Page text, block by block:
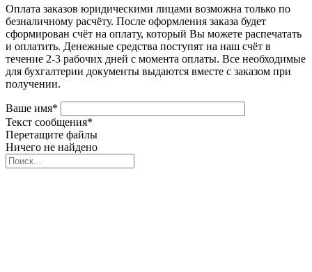
Оплата заказов юридическими лицами возможна только по
безналичному расчёту. После оформления заказа будет
сформирован счёт на оплату, который Вы можете распечатать
и оплатить. Денежные средства поступят на наш счёт в
течение 2-3 рабочих дней с момента оплаты. Все необходимые
для бухгалтерии документы выдаются вместе с заказом при
получении.
Ваше имя*
Текст сообщения*
Перетащите файлы
Ничего не найдено